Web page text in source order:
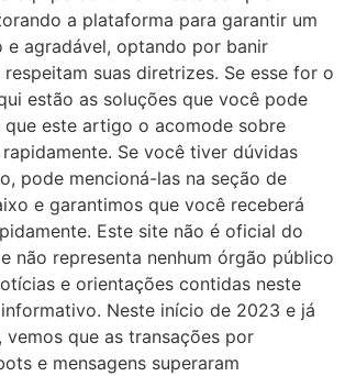
a plataforma para garantir um
e agradável, optando por banir
suas diretrizes. Se esse for o
estão as soluções que você pode
que este artigo o acomode sobre
Se você tiver dúvidas
pode mencioná-las na seção de
e garantimos que você receberá
Este site não é oficial do
e não representa nenhum órgão público
e orientações contidas neste
Neste início de 2023 e já
vemos que as transações por
e mensagens superaram